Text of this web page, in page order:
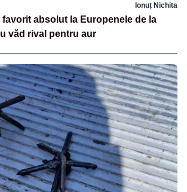
Ionuț Nichita
favorit absolut la Europenele de la
văd rival pentru aur